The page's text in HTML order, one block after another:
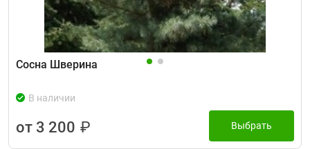
Сосна Шверина
В наличии
от 3 200 ₽ Выбрать